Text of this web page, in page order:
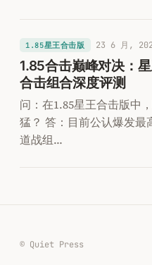
1.85星王合击版 23 6 月,
1.85合击巅峰对决：
合击组合深度评测
问：在1.85星王合击版中
猛？ 答：目前公认爆发最
道战组…
© Quiet Press